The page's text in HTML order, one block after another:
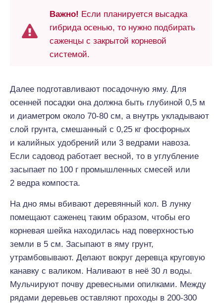
Важно! Если планируется высадка
гибрида осенью, то нужно подбирать
саженцы с закрытой корневой
системой.
Далее подготавливают посадочную яму. Для
осенней посадки она должна быть глубиной 0,5 м
и диаметром около 70-80 см, а внутрь укладывают
слой грунта, смешанный с 0,25 кг фосфорных
и калийных удобрений или 3 ведрами навоза.
Если садовод работает весной, то в углубление
засыпает по 100 г промышленных смесей или
2 ведра компоста.
На дно ямы вбивают деревянный кол. В лунку
помещают саженец таким образом, чтобы его
корневая шейка находилась над поверхностью
земли в 5 см. Засыпают в яму грунт,
утрамбовывают. Делают вокруг деревца круговую
канавку с валиком. Наливают в неё 30 л воды.
Мульчируют почву древесными опилками. Между
рядами деревьев оставляют проходы в 200-300